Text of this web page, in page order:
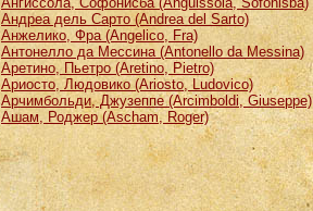
Андреа дель Сарто (Andrea del Sarto)
Анжелико, Фра (Angelico, Fra)
Антонелло да Мессина (Antonello da Messina)
Аретино, Пьетро (Aretino, Pietro)
Ариосто, Людовико (Ariosto, Ludovico)
Арчимбольди, Джузеппе (Arcimboldi, Giuseppe)
Ашам, Роджер (Ascham, Roger)